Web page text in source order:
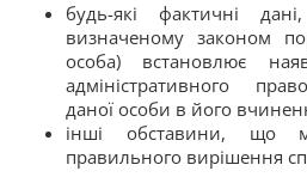
будь-які фактичні
визначеному законом
особа) встановлює
адміністративного
даної особи в його
інші обставини, що
правильного вирішення